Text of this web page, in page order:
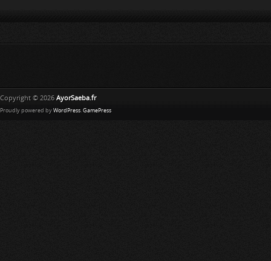
Copyright © 2026 AyorSaeba.fr
Proudly powered by WordPress. GamePress